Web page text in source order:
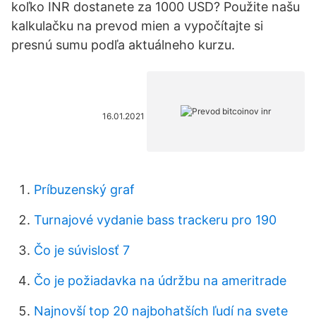
koľko INR dostanete za 1000 USD? Použite našu
kalkulačku na prevod mien a vypočítajte si
presnú sumu podľa aktuálneho kurzu.
16.01.2021
Príbuzenský graf
Turnajové vydanie bass trackeru pro 190
Čo je súvislosť 7
Čo je požiadavka na údržbu na ameritrade
Najnovší top 20 najbohatších ľudí na svete